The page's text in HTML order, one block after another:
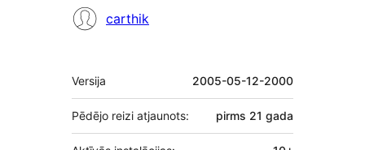
Līdzdalībnieki
carthik
Meta
Versija 2005-05-12-2000
Pēdējo reizi atjaunots: pirms 21 gada